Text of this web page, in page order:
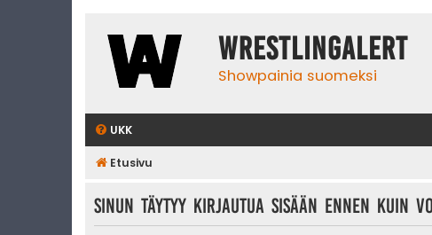
WrestlingAlert
Showpainia suomeksi
UKK
Etusivu
Sinun täytyy kirjautua sisään ennen